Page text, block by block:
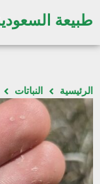
طبيعة
الرئيسية النباتات